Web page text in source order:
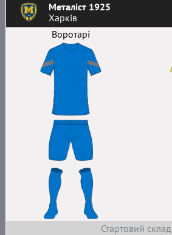
Металіст 1925
Харків
Воротарі
Стартовий склад